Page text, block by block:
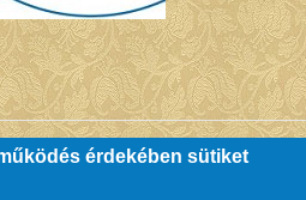
érdekében sütiket